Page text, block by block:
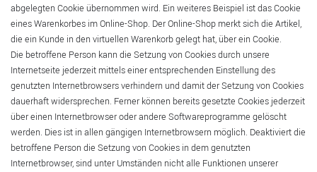
abgelegten Cookie übernommen wird. Ein weiteres Beispiel ist das Cookie
eines Warenkorbes im Online-Shop. Der Online-Shop merkt sich die Artikel,
die ein Kunde in den virtuellen Warenkorb gelegt hat, über ein Cookie.
Die betroffene Person kann die Setzung von Cookies durch unsere
Internetseite jederzeit mittels einer entsprechenden Einstellung des
genutzten Internetbrowsers verhindern und damit der Setzung von Cookies
dauerhaft widersprechen. Ferner können bereits gesetzte Cookies jederzeit
über einen Internetbrowser oder andere Softwareprogramme gelöscht
werden. Dies ist in allen gängigen Internetbrowsern möglich. Deaktiviert die
betroffene Person die Setzung von Cookies in dem genutzten
Internetbrowser, sind unter Umständen nicht alle Funktionen unserer